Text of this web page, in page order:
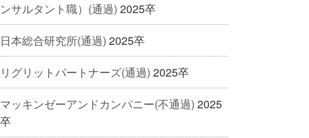
ンサルタント職）(通過) 2025卒
日本総合研究所(通過) 2025卒
リグリットパートナーズ(通過) 2025卒
マッキンゼーアンドカンパニー(不通過) 2025
卒